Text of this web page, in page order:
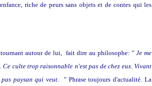
riche de peurs sans objets et de contes qui les
tournant autour de lui, fait dire au philosophe: "Je me
culte trop raisonnable n'est pas de chez eux. Vivant
paysan qui veut.
" Phrase toujours d'actualité. La